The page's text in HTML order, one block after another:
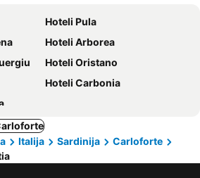
Hoteli Pula
Hoteli Arborea
Hoteli Oristano
Hoteli Carbonia
Italija Sardinija
Carloforte